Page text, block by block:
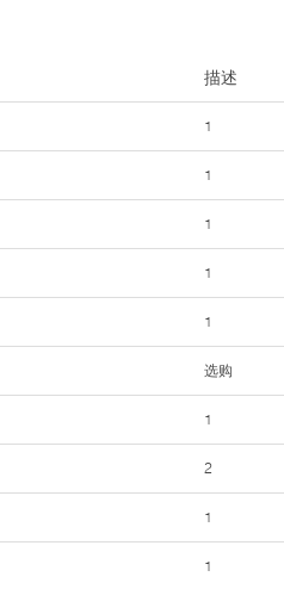
描述
1
1
1
1
1
选购
1
2
1
1